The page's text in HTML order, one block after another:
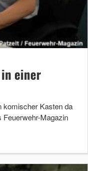
in einer
komischer Kasten da
Feuerwehr-Magazin